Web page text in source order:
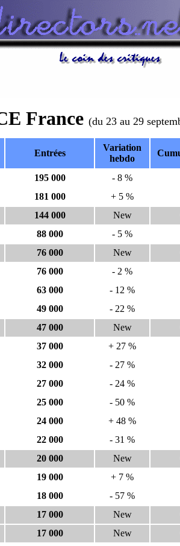
France (du 23 au 29
Entrées
Variation
hebdo
195 000 - 8 %
181 000 + 5 %
144 000 New
88 000 - 5 %
76 000 New
76 000 - 2 %
63 000 - 12 %
49 000 - 22 %
47 000 New
37 000 + 27 %
32 000 - 27 %
27 000 - 24 %
25 000 - 50 %
24 000 + 48 %
22 000 - 31 %
20 000 New
19 000 + 7 %
18 000 - 57 %
17 000 New
17 000 New